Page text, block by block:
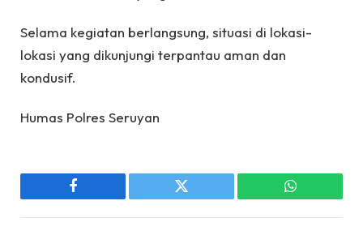
Selama kegiatan berlangsung, situasi di lokasi-
lokasi yang dikunjungi terpantau aman dan
kondusif.
Humas Polres Seruyan
Facebook Twitter WhatsApp